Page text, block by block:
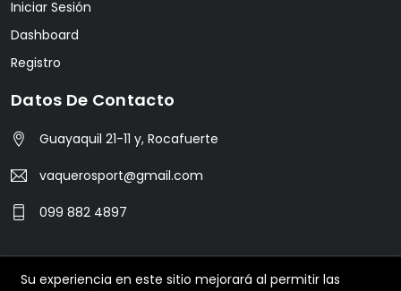
Iniciar Sesión
Dashboard
Registro
Datos De Contacto
Guayaquil 21-11 y, Rocafuerte
vaquerosport@gmail.com
099 882 4897
© 2024 Vaquero Sport. All Rights Reserved.
Su experiencia en este sitio mejorará al permitir las